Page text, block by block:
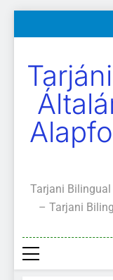
a
Szülői
Szülői
Tarjani
– Tarjani